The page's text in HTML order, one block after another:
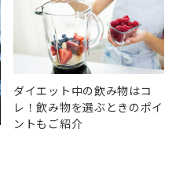
ダイエット中の飲み物はコ
レ！飲み物を選ぶときのポイ
ントもご紹介